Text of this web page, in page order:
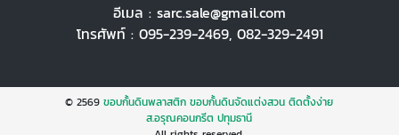
อีเมล : sarc.sale@gmail.com
โทรศัพท์ : 095-239-2469, 082-329-2491
© 2569ขอบกั้นดินพลาสติก ขอบกั้นดินจัดแต่งสวน ติดตั้งง่าย
ส.อรุณคอนกรีต ปทุมธานี